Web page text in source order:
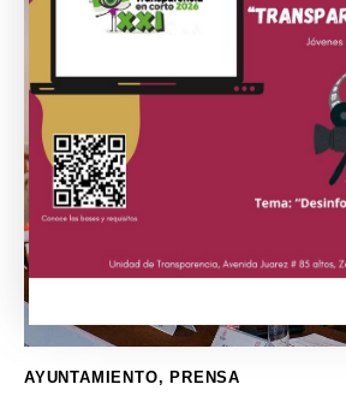
AYUNTAMIENTO, PRENSA